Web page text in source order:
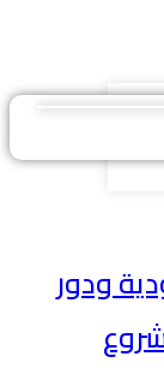
ودور